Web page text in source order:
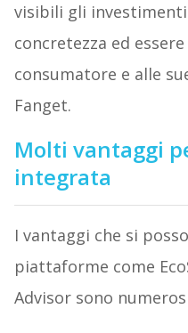
visibili gli
concretezza ed
consumatore e alle
Fanget.
Molti vantaggi
integrata
I vantaggi che si
piattaforme come
Advisor sono